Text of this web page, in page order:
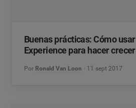
Buenas prácticas: Cómo
Experience para hacer
Por Ronald Van Loon 11 sept 2017